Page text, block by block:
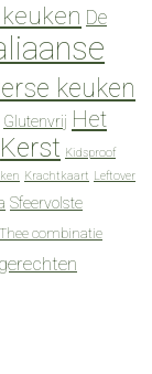
De
keuken
Glutenvrij Het
Kerst Kidsproof
Krachtkaart Leftover
Sfeervolste
Thee combinatie